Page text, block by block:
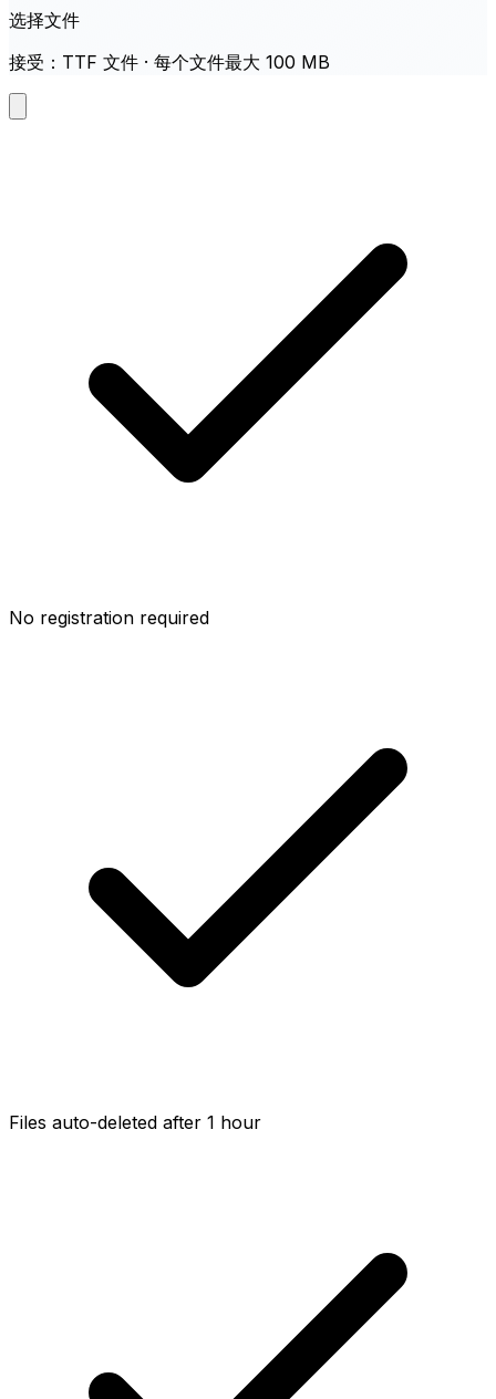
选择文件
接受：TTF 文件 · 每个文件最大 100 MB
No registration required
Files auto-deleted after 1 hour